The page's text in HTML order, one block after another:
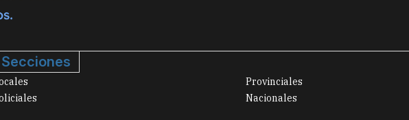
Secciones
Provinciales
Nacionales